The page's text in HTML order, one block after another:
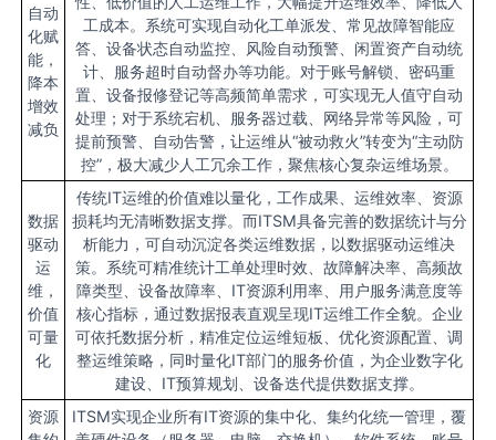
自动
化赋
能，
降本
增效
减负
工成本。系统可实现自动化工单派发、常见故障智能应
答、设备状态自动监控、风险自动预警、闲置资产自动统
计、服务超时自动督办等功能。对于账号解锁、密码重
置、设备报修登记等高频简单需求，可实现无人值守自动
处理；对于系统宕机、服务器过载、网络异常等风险，可
提前预警、自动告警，让运维从“被动救火”转变为“主动防
控”，极大减少人工冗余工作，聚焦核心复杂运维场景。
数据
驱动
运
维，
价值
可量
化
传统IT运维的价值难以量化，工作成果、运维效率、资源
损耗均无清晰数据支撑。而ITSM具备完善的数据统计与分
析能力，可自动沉淀各类运维数据，以数据驱动运维决
策。系统可精准统计工单处理时效、故障解决率、高频故
障类型、设备故障率、IT资源利用率、用户服务满意度等
核心指标，通过数据报表直观呈现IT运维工作全貌。企业
可依托数据分析，精准定位运维短板、优化资源配置、调
整运维策略，同时量化IT部门的服务价值，为企业数字化
建设、IT预算规划、设备迭代提供数据支撑。
资源
ITSM实现企业所有IT资源的集中化、集约化统一管理，覆